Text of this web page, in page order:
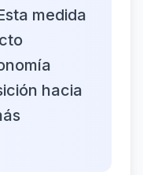
medida
hacia